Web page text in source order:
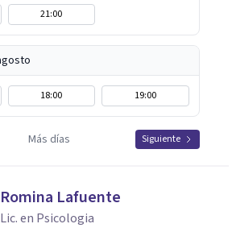
21:00
18:00 19:00
Más días Siguiente
Romina Lafuente
Lic. en Psicologia